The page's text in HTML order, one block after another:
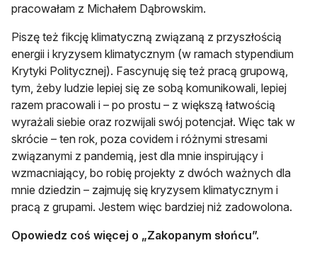
pracowałam z Michałem Dąbrowskim.
Piszę też fikcję klimatyczną związaną z przyszłością
energii i kryzysem klimatycznym (w ramach stypendium
Krytyki Politycznej). Fascynuję się też pracą grupową,
tym, żeby ludzie lepiej się ze sobą komunikowali, lepiej
razem pracowali i – po prostu – z większą łatwością
wyrażali siebie oraz rozwijali swój potencjał. Więc tak w
skrócie – ten rok, poza covidem i różnymi stresami
związanymi z pandemią, jest dla mnie inspirujący i
wzmacniający, bo robię projekty z dwóch ważnych dla
mnie dziedzin – zajmuję się kryzysem klimatycznym i
pracą z grupami. Jestem więc bardziej niż zadowolona.
Opowiedz coś więcej o „Zakopanym słońcu”.